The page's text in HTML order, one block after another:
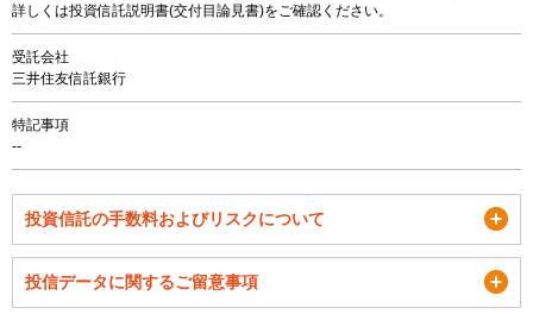
詳しくは投資信託説明書(交付目論見書)をご確認ください。
受託会社
三井住友信託銀行
特記事項
--
投資信託の手数料およびリスクについて
投信データに関するご留意事項